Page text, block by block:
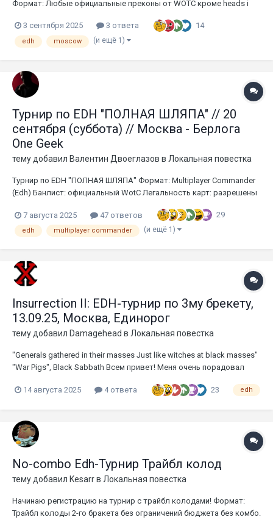
Формат: Любые официальные преконы от WOTC кроме heads i
воскресенье 28.09.25 12:00 Призы: Победите...
3 сентября 2025 3 ответа 14
edh moscow (и ещё 1)
Турнир по EDH "ПОЛНАЯ ШЛЯПА" // 20
сентября (суббота) // Москва - Берлога
One Geek
тему добавил Валентин Двоеглазов в Локальная повестка
Турнир по EDH "ПОЛНАЯ ШЛЯПА" Формат: Multiplayer Commander
(Edh) Банлист: официальный WotC Легальность карт: разрешены
правил: соревновательный, деклисты обязательны, а также
ОБЯЗАТЕЛЬНО играть в головном уборе...
7 августа 2025 47 ответов 29
edh multiplayer commander (и ещё 1)
Insurrection II: EDH-турнир по 3му брекету,
13.09.25, Москва, Единорог
тему добавил Damagehead в Локальная повестка
"Generals gathered in their masses Just like witches at black masses"
"War Pigs", Black Sabbath Всем привет! Меня очень порадовал
готов представить анонс следующего турнира. Вашему
14 августа 2025 4 ответа 23 edh
No-combo Edh-Турнир Трайбл колод
тему добавил Kesarrв Локальная повестка
Начинаю регистрацию на турнир с трайбл колодами! Формат:
Трайбл колоды 2-го бракета без ограничений бюджета без комбо.